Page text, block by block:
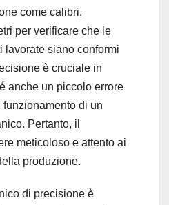
come calibri,
per verificare che le
lavorate siano conformi
è cruciale in
anche un piccolo errore
di un
Pertanto, il
meticoloso e attento ai
produzione.
di precisione è